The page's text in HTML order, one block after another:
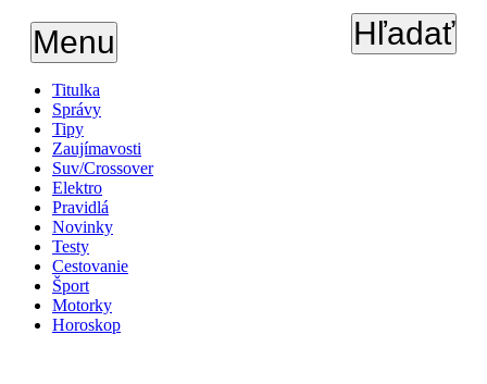
Menu Hľadať
Titulka
Správy
Tipy
Zaujímavosti
Suv/Crossover
Elektro
Pravidlá
Novinky
Testy
Cestovanie
Šport
Motorky
Horoskop